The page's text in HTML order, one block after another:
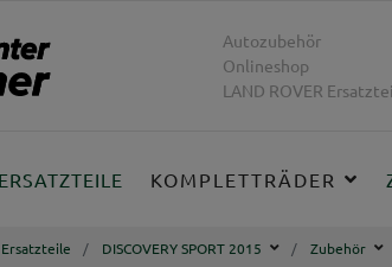
Autozubehör
Onlineshop
LAND ROVER
KOMPLETTRÄDER
Ersatzteile DISCOVERY SPORT 2015 Zubehör